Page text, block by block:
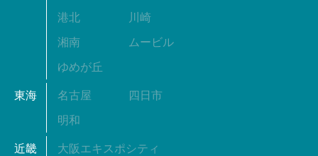
港北 川崎
湘南 ムービル
ゆめが丘
東海 名古屋 四日市
明和
近畿 大阪エキスポシティ